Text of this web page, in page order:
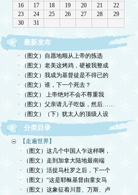
最新发布
· （图文）自愿地顺从上帝的拣选
· （图文）老美这烤鸡，硬被我整成
· （图文）我成为基督徒是不得已的
· （图文）谁，下一个死去？
· （图文） 上帝绝对不会不尊重我
· （图文）父亲请儿子吃饭，然后……
· （图文）（下）犹太人的顶级人设
分类目录
【走遍世界】
· （图文）这几个中国人乍这样啊，
· （图文）走到加拿大陆地最南端
· （图文）活捉马杜罗之后，下一个
· （图文）“这是耶稣基督由童女马
· （图文）这象征着川普、万斯、卢